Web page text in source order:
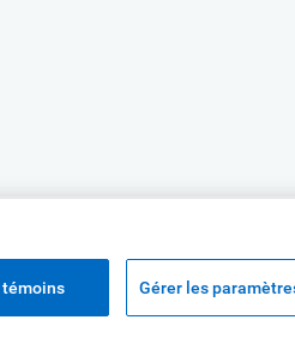
Gérer les
témoins